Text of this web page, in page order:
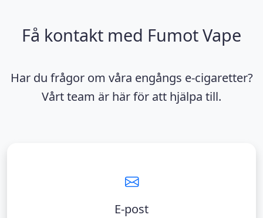
Få kontakt med Fumot Vape
Har du frågor om våra engångs e-cigaretter?
Vårt team är här för att hjälpa till.
E-post